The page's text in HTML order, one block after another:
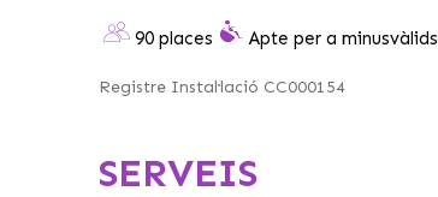
90 places Apte per a minusvàlids
Registre Instal·lació CC000154
SERVEIS